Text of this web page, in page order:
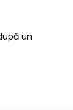
un